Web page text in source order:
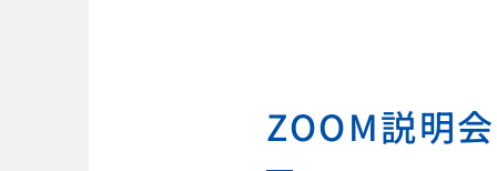
ZOOM説明